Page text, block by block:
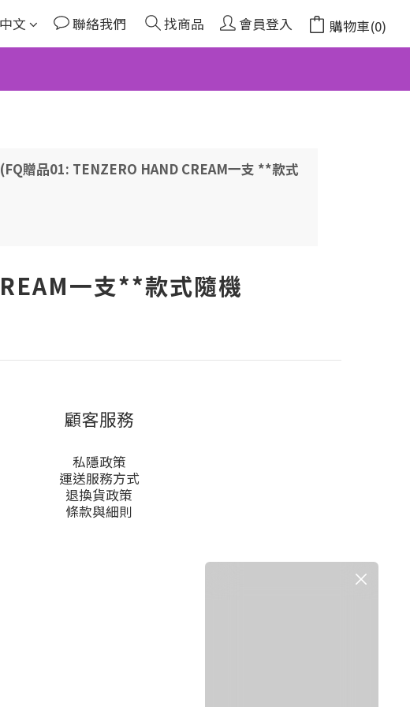
文 聯絡我們 找商品 會員登入 購物車(0)
贈品01: TENZERO HAND CREAM一支 **款式
一支**款式隨機
顧客服務
私隱政策
運送服務方式
退換貨政策
條款與細則